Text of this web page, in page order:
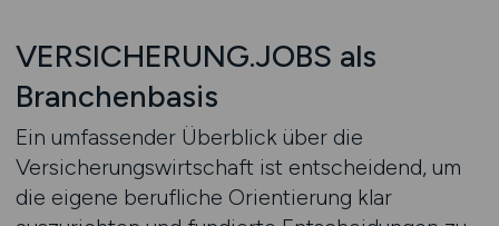
VERSICHERUNG.JOBS als
Branchenbasis
Ein umfassender Überblick über die
Versicherungswirtschaft ist entscheidend, um
die eigene berufliche Orientierung klar